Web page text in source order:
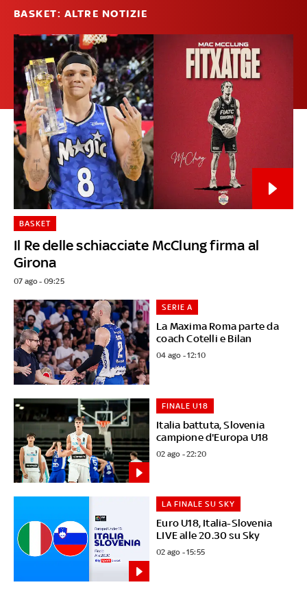
BASKET: ALTRE NOTIZIE
Il Re delle schiacciate McClung firma al
Girona
BASKET
07 ago - 09:25
La Maxima Roma parte da
coach Cotelli e Bilan
SERIE A
04 ago - 12:10
Italia battuta, Slovenia
campione d'Europa U18
FINALE U18
02 ago - 22:20
Euro U18, Italia-Slovenia
LIVE alle 20.30 su Sky
LA FINALE SU SKY
02 ago - 15:55